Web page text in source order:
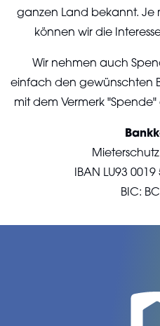
ganzen Land bekannt. Je
können wir die
Wir nehmen auch
einfach den gewünschten
mit dem Vermerk
IBAN LU93
BIC: